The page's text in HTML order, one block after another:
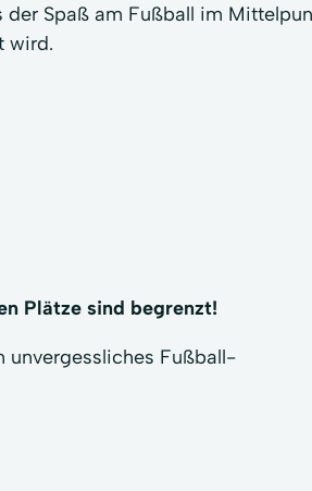
der Spaß am Fußball im
wird.
Plätze sind begrenzt!
unvergessliches Fußball-